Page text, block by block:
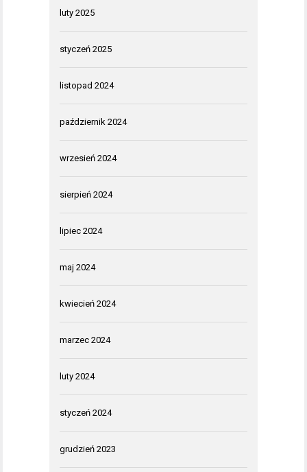
luty 2025
styczeń 2025
listopad 2024
październik 2024
wrzesień 2024
sierpień 2024
lipiec 2024
maj 2024
kwiecień 2024
marzec 2024
luty 2024
styczeń 2024
grudzień 2023